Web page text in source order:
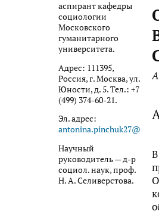
аспирант кафедры
социологии
Московского
гуманитарного
университета.
Адрес: 111395,
Россия, г. Москва, ул.
Юности, д. 5. Тел.: +7
(499) 374-60-21.
Эл. адрес:
antonina.pinchuk27@bk.ru
Научный
руководитель — д-р
социол. наук, проф.
Н. А. Селиверстова.